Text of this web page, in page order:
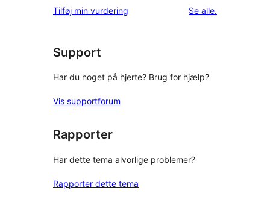
Tilføj min vurdering Se alleanmeldelser
.
Support
Har du noget på hjerte? Brug for hjælp?
Vis supportforum
Rapporter
Har dette tema alvorlige problemer?
Rapporter dette tema